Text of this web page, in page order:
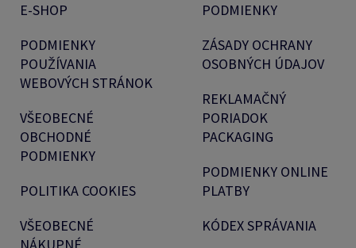
E-SHOP
PODMIENKY
POUŽÍVANIA
WEBOVÝCH STRÁNOK
VŠEOBECNÉ
OBCHODNÉ
PODMIENKY
POLITIKA COOKIES
VŠEOBECNÉ
PODMIENKY
ZÁSADY OCHRANY
OSOBNÝCH ÚDAJOV
REKLAMAČNÝ
PORIADOK
PACKAGING
PODMIENKY ONLINE
PLATBY
KÓDEX SPRÁVANIA